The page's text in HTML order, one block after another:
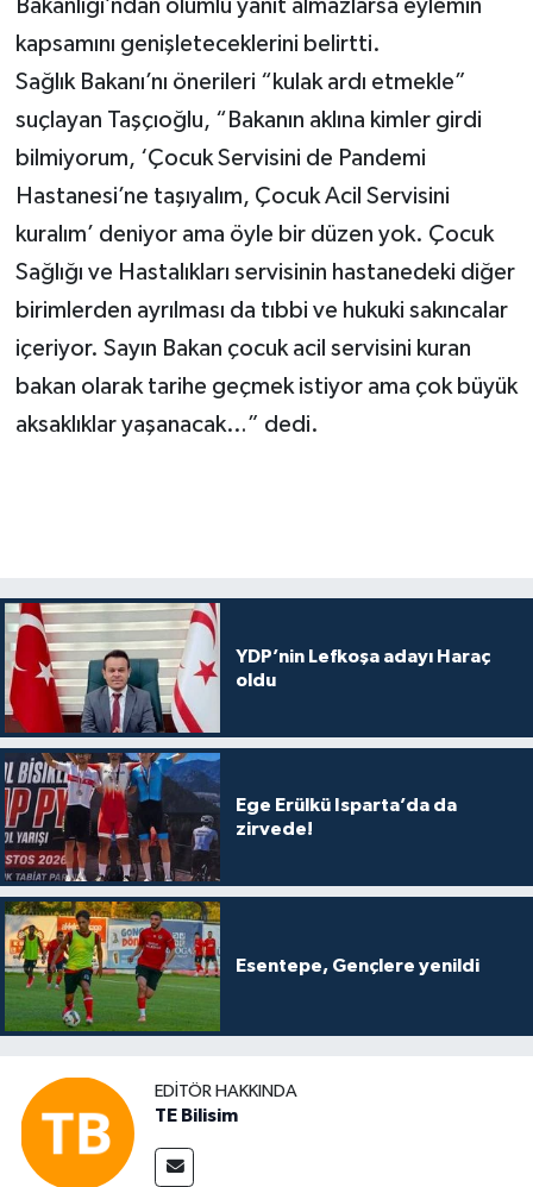
Bakanlığı’ndan olumlu yanıt almazlarsa eylemin
kapsamını genişleteceklerini belirtti.
Sağlık Bakanı’nı önerileri “kulak ardı etmekle”
suçlayan Taşçıoğlu, “Bakanın aklına kimler girdi
bilmiyorum, ‘Çocuk Servisini de Pandemi
Hastanesi’ne taşıyalım, Çocuk Acil Servisini
kuralım’ deniyor ama öyle bir düzen yok. Çocuk
Sağlığı ve Hastalıkları servisinin hastanedeki diğer
birimlerden ayrılması da tıbbi ve hukuki sakıncalar
içeriyor. Sayın Bakan çocuk acil servisini kuran
bakan olarak tarihe geçmek istiyor ama çok büyük
aksaklıklar yaşanacak…” dedi.
YDP’nin Lefkoşa adayı Haraç
oldu
Ege Erülkü Isparta’da da
zirvede!
Esentepe, Gençlere yenildi
EDITÖR HAKKINDA
TE Bilisim